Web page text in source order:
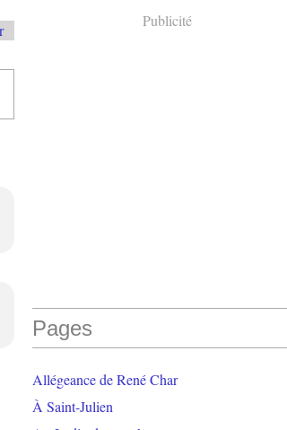
Publicité
Pages
Allégeance de René Char
À Saint-Julien